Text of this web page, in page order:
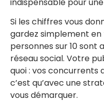
Si les chiffres vous
gardez simplement en
personnes sur 10 sont
réseau social. Votre
quoi : vos concurrents
c’est qu’avec une
vous démarquer.